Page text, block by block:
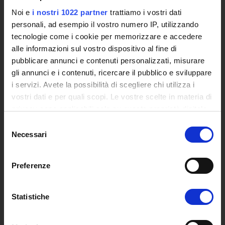
Noi e i nostri 1022 partner trattiamo i vostri dati
personali, ad esempio il vostro numero IP, utilizzando
tecnologie come i cookie per memorizzare e accedere
alle informazioni sul vostro dispositivo al fine di
pubblicare annunci e contenuti personalizzati, misurare
gli annunci e i contenuti, ricercare il pubblico e sviluppare
i servizi. Avete la possibilità di scegliere chi utilizza i
vostri dati e per quali scopi. Le vostre scelte in materia di
modificare o revocare il proprio consenso in qualsiasi
momento dalla Dichiarazione sui cookie o facendo clic
raccogliere informazioni sulla tua posizione
geografica, con un'approssimazione di qualche
delNecessari
Preferenze
Statistiche
Accesso alla Banca Dati di Segreteria Online
Posta Elettronica Certificata - PEC
Bacheca del Rettore
DIDATTICA
Corsi di Laurea
Corsi di Perfezionamento
Dottorato di Ricerca
Certificazioni e Alta Formazione Professionale
Mondo Scuola - Corsi per Insegnanti